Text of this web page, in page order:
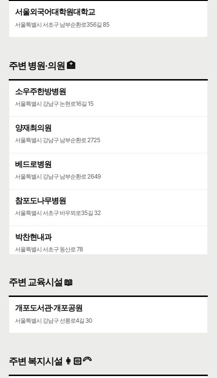
서울외국어대학원대학교
서울특별시 서초구 남부순환로356길 85
주변 병원·의원 🏥
소우주한방병원
서울특별시 강남구 논현로16길 15
양재최의원
서울특별시 강남구 남부순환로 2725
베드로병원
서울특별시 강남구 남부순환로 2649
참포도나무병원
서울특별시 서초구 바우뫼로35길 32
박찬현내과
서울특별시 서초구 동산로 78
주변 교육시설 📖
개포도서관·개포공원
서울특별시 강남구 선릉로4길 30
주변 복지시설 👩🏻‍🦳